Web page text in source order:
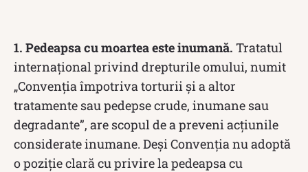
1. Pedeapsa cu moartea este inumană. Tratatul
internațional privind drepturile omului, numit
„Convenția împotriva torturii și a altor
tratamente sau pedepse crude, inumane sau
degradante”, are scopul de a preveni acțiunile
considerate inumane. Deși Convenția nu adoptă
o poziție clară cu privire la pedeapsa cu